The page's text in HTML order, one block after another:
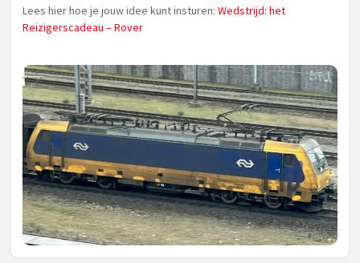
Lees hier hoe je jouw idee kunt insturen: Wedstrijd: het
Reizigerscadeau – Rover